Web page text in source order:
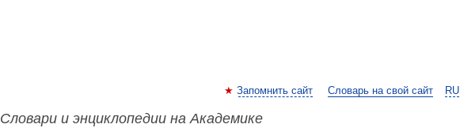
RU
Запомнить сайт Словарь на свой сайт
Словари и энциклопедии на Академике